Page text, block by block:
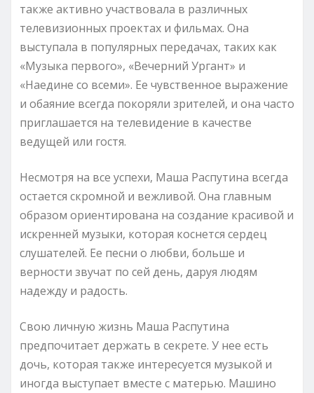
также активно участвовала в различных
телевизионных проектах и фильмах. Она
выступала в популярных передачах, таких как
«Музыка первого», «Вечерний Ургант» и
«Наедине со всеми». Ее чувственное выражение
и обаяние всегда покоряли зрителей, и она часто
приглашается на телевидение в качестве
ведущей или гостя.
Несмотря на все успехи, Маша Распутина всегда
остается скромной и вежливой. Она главным
образом ориентирована на создание красивой и
искренней музыки, которая коснется сердец
слушателей. Ее песни о любви, больше и
верности звучат по сей день, даруя людям
надежду и радость.
Свою личную жизнь Маша Распутина
предпочитает держать в секрете. У нее есть
дочь, которая также интересуется музыкой и
иногда выступает вместе с матерью. Машино